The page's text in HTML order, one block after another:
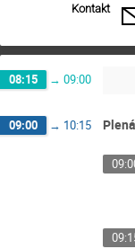
Kontakt
08:15 → 09:00
09:00 → 10:15